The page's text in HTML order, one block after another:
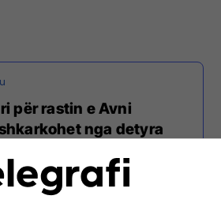
për rastin e Avni
nga detyra